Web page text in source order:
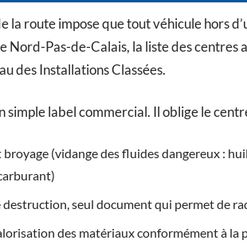
la route impose que tout véhicule hors
Nord-Pas-de-Calais, la liste des centres
des Installations Classées.
simple label commercial. Il oblige le
(vidange des fluides dangereux :
seul document qui permet de
des matériaux conformément à